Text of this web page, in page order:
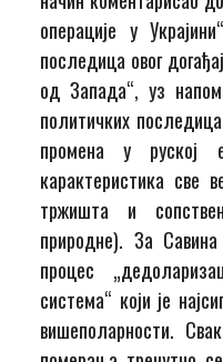
операције у
последица овог
од Запада“, уз
политичких
промена у руској
карактеристика све
тржишта и
природне). За
процес
система“ који је
вишеполарности.